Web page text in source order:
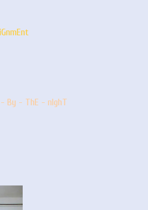
By - ThE - nIghT